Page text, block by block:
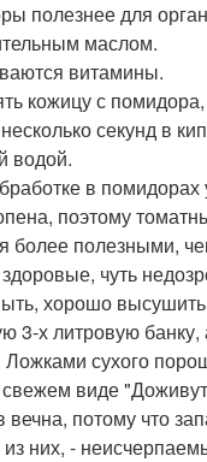
полезнее для
маслом.
витамины.
кожицу с
секунд в
водой.
в помидорах
поэтому
более полезными,
чуть
хорошо высушить
3-х литровую банку,
сухого
свежем виде
потому что
из них, -